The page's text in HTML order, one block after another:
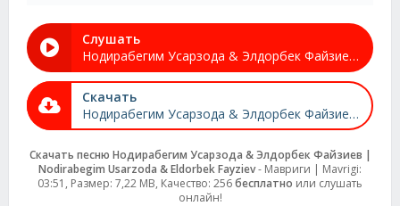
Слушать
Нодирабегим Усарзода & Элдорбек Файзиев | Nodirabegim Usarzoda & Eldorbek Fayziev - Мавриги | Mavrigi
Скачать
Нодирабегим Усарзода & Элдорбек Файзиев | Nodirabegim Usarzoda & Eldorbek Fayziev - Мавриги | Mavrigi
Скачать песню Нодирабегим Усарзода & Элдорбек Файзиев |
Nodirabegim Usarzoda & Eldorbek Fayziev- Мавриги | Mavrigi:
03:51, Размер: 7,22 MB, Качество: 256бесплатно или слушать
онлайн!